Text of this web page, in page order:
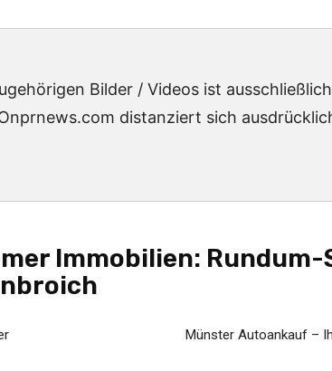
Bilder / Videos ist
distanziert sich
Immobilien:
Münster Autoankauf –